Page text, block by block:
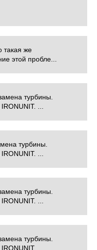
такая же
этой пробле...
турбины.
...
турбины.
...
турбины.
...
турбины.
...